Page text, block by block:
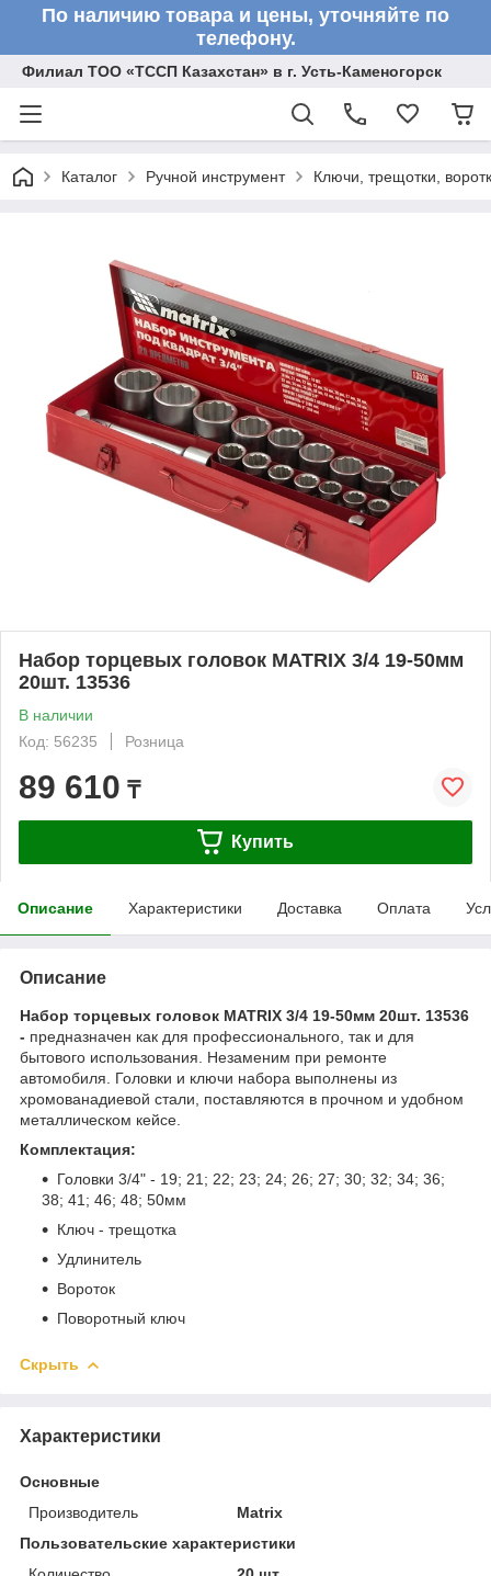
По наличию товара и цены, уточняйте по
телефону.
Филиал ТОО «ТССП Казахстан» в г. Усть-Каменогорск
Каталог Ручной инструмент Ключи, трещотки,
Набор торцевых головок MATRIX 3/4 19-50мм
20шт. 13536
В наличии
Код: 56235
Розница
89 610 ₸
Купить
Описание Характеристики Доставка Оплата
Описание
Набор торцевых головок MATRIX 3/4 19-50мм 20шт. 13536
- предназначен как для профессионального, так и для
бытового использования. Незаменим при ремонте
автомобиля. Головки и ключи набора выполнены из
хромованадиевой стали, поставляются в прочном и удобном
металлическом кейсе.
Комплектация:
Головки 3/4" - 19; 21; 22; 23; 24; 26; 27; 30; 32; 34; 36;
38; 41; 46; 48; 50мм
Ключ - трещотка
Удлинитель
Вороток
Поворотный ключ
Скрыть
Характеристики
Основные
Производитель
Matrix
Пользовательские характеристики